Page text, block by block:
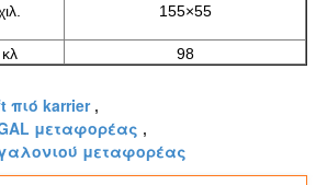
155×55
κλ 98
πιό karrier,
μεταφορέας ,
μεταφορέας